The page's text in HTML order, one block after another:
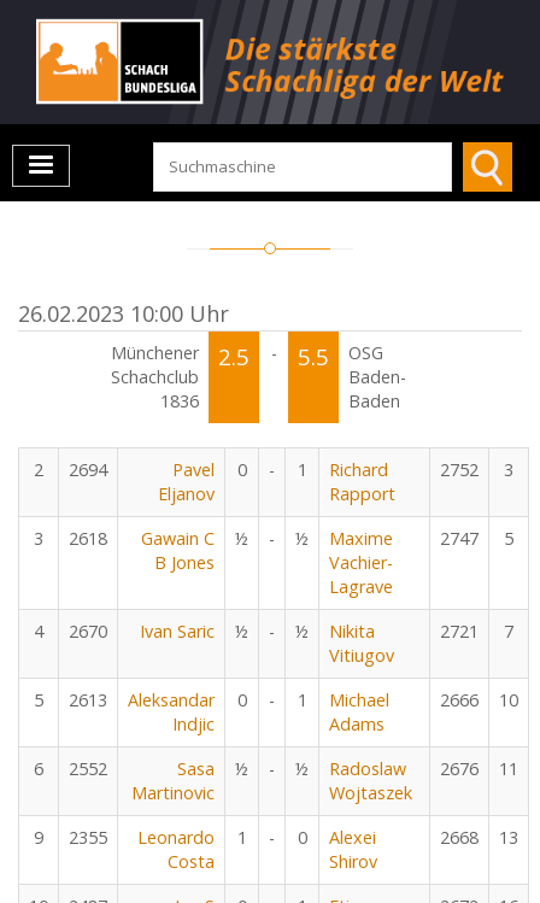
26.02.2023 10:00 Uhr
Münchener
Schachclub
1836
2.5 - 5.5
OSG
Baden-
Baden
2 2694
Pavel
Eljanov
0 - 1
Richard
Rapport
2752 3
3 2618
Gawain C
B Jones
½ - ½
Maxime
Vachier-
Lagrave
2747 5
4 2670 Ivan Saric ½ - ½
Nikita
Vitiugov
2721 7
5 2613
Aleksandar
Indjic
0 - 1
Michael
Adams
2666 10
6 2552
Sasa
Martinovic
½ - ½
Radoslaw
Wojtaszek
2676 11
9 2355
Leonardo
Costa
1 - 0
Alexei
Shirov
2668 13